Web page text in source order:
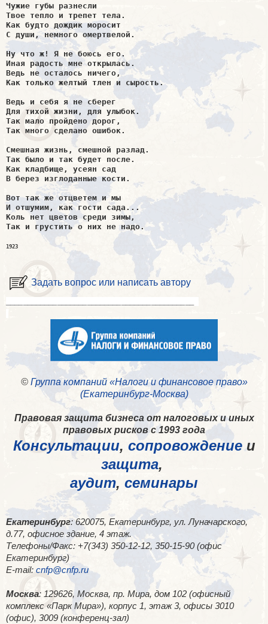
Чужие губы разнесли
Твое тепло и трепет тела.
Как будто дождик моросит
С души, немного омертвелой.
Ну что ж! Я не боюсь его.
Иная радость мне открылась.
Ведь не осталось ничего,
Как только желтый тлен и сырость.
Ведь и себя я не сберег
Для тихой жизни, для улыбок.
Так мало пройдено дорог,
Так много сделано ошибок.
Смешная жизнь, смешной разлад.
Как кладбище, усеян сад
В берез изглоданные кости.
Вот так же отцветем и мы
И отшумим, как гости сада...
Коль нет цветов среди зимы,
Так и грустить о них не надо.
1923
Задать вопрос или написать автору
© Группа компаний «Налоги и финансовое право»
(Екатеринбург-Москва)
Правовая защита бизнеса от налоговых и иных
правовых рисков с 1993 года
Консультации, сопровождениеи
защита,
аудит, семинары
Екатеринбург: 620075, Екатеринбург, ул. Луначарского,
д.77, офисное здание, 4 этаж.
Телефоны/Факс: +7(343) 350-12-12, 350-15-90 (офис
Екатеринбург)
E-mail: cnfp@cnfp.ru
Москва: 129626, Москва, пр. Мира, дом 102 (офисный
комплекс «Парк Мира»), корпус 1, этаж 3, офисы 3010
(офис), 3009 (конференц-зал)